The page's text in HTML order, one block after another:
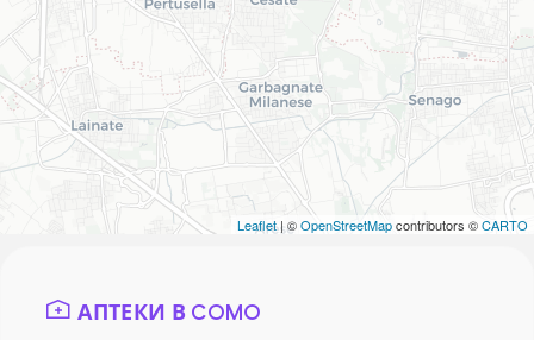
Leaflet| ©OpenStreetMapcontributors ©CARTO
АПТЕКИ В COMO